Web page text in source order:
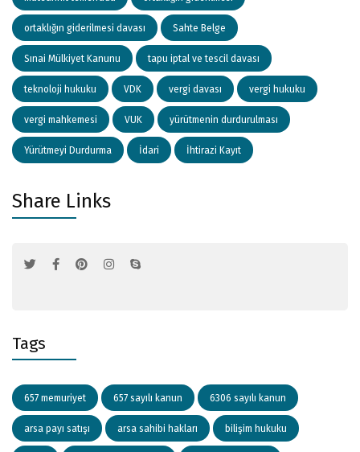
ortaklığın giderilmesi davası Sahte Belge
Sınai Mülkiyet Kanunu tapu iptal ve tescil davası
teknoloji hukuku VDK vergi davası vergi hukuku
vergi mahkemesi VUK yürütmenin durdurulması
Yürütmeyi Durdurma İdari İhtirazi Kayıt
Share Links
Tags
657 memuriyet 657 sayılı kanun 6306 sayılı kanun
arsa payı satışı arsa sahibi hakları bilişim hukuku